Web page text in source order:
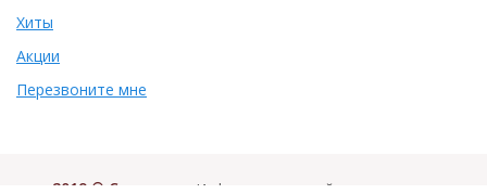
Хиты
Акции
Перезвоните мне
2019 © Самоваръ . Информация на сайте не является